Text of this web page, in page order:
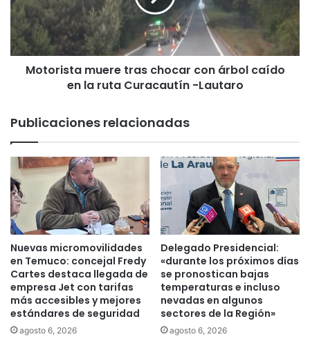
z
c
o
i
n
i
o
i
n
r
n
a
c
i
i
s
t
a
e
t
r
s
c
h
o
c
a
r
c
o
n
á
Motorista muere tras chocar con árbol caído
en la ruta Curacautín -Lautaro
Publicaciones relacionadas
Nuevas micromovilidades
en Temuco: concejal Fredy
Cartes destaca llegada de
empresa Jet con tarifas
más accesibles y mejores
estándares de seguridad
agosto 6, 2026
Delegado Presidencial:
«durante los próximos días
se pronostican bajas
temperaturas e incluso
nevadas en algunos
sectores de la Región»
agosto 6, 2026